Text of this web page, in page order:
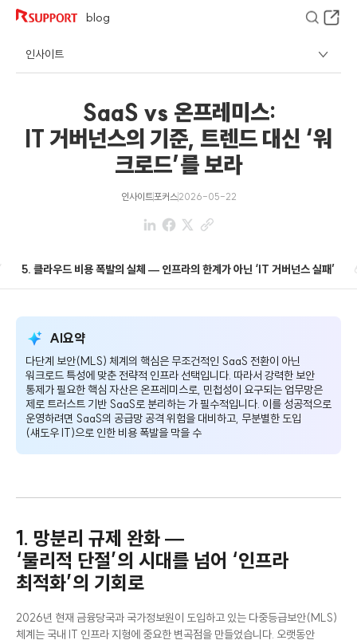
blog
인사이트
SaaS vs 온프레미스:
IT 거버넌스의 기준, 트렌드 대신 ‘워
크로드’를 보라
인사이트포커스2026-05-22
5. 클라우드 비용 폭발의 실체 — 인프라의 한계가 아닌 ‘IT 거버넌스 실패’
AI요약
다단계 보안(MLS) 체계의 핵심은 무조건적인 SaaS 전환이 아닌
워크로드 특성에 맞춘 전략적 인프라 선택입니다. 따라서 강력한 보안
통제가 필요한 핵심 자산은 온프레미스로, 민첩성이 요구되는 업무망은
제로 트러스트 기반 SaaS로 분리하는 맞춤형 하이브리드 아키텍처가
필수적입니다. 이를 성공적으로 운영하려면 SaaS의 공급망 공격 위험을
대비하고, 무분별한 도입(섀도우 IT)으로 인한 비용 폭발을 막을 수 있는
1. 망분리 규제 완화 —
‘물리적 단절’의 시대를 넘어 ‘인프라
최적화’의 기회로
2026년 현재 금융당국과 국가정보원이 도입하고 있는 다중등급보안(MLS)